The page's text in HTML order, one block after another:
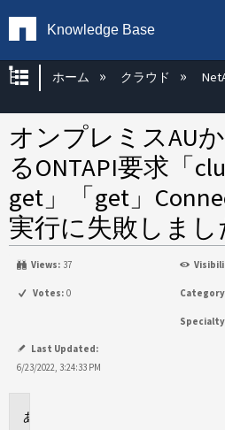
Knowledge Base
グローバル階層を
ホーム クラウド
オンプレミスAU
るONTAPI要求「
get」「get」
実行に失敗しまし
Views: 37
Votes: 0
Last Updated:
6/23/2022, 3:24:33 PM